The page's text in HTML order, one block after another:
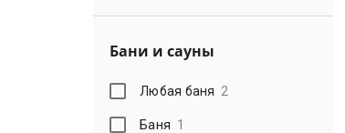
Бани и сауны
Любая баня 2
Баня 1